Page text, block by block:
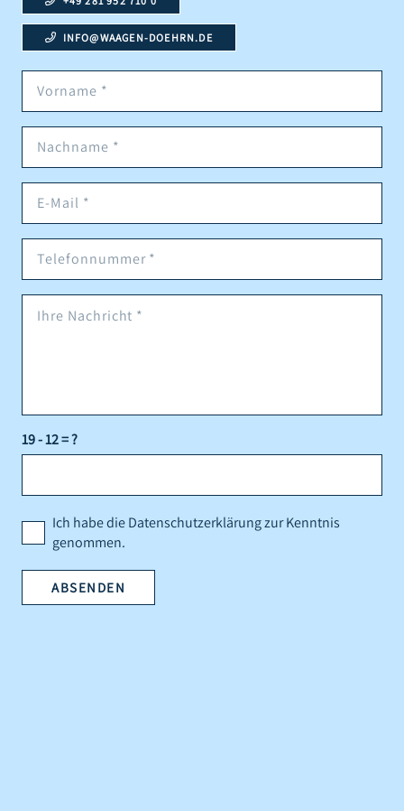
INFO@WAAGEN-DOEHRN.DE
19 - 12 = ?
Ich habe die Datenschutzerklärung zur Kenntnis
genommen.
ABSENDEN